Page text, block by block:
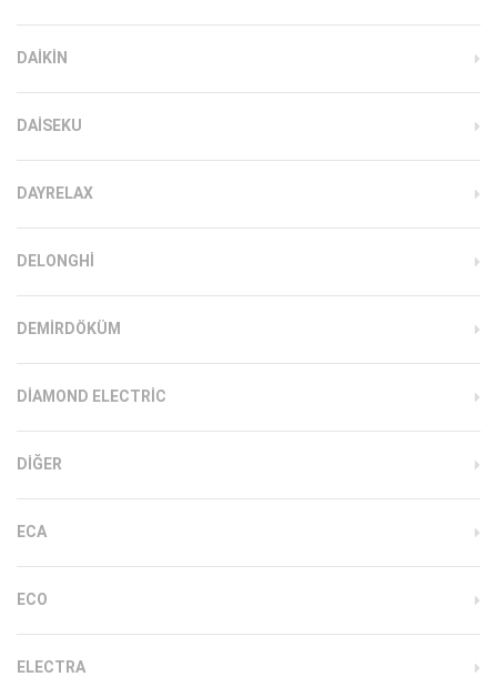
DAIKIN
DAISEKU
DAYRELAX
DELONGHI
DEMIRDÖKÜM
DIAMOND ELECTRIC
DIĞER
ECA
ECO
ELECTRA